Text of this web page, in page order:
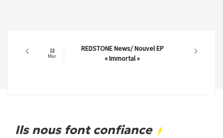
12
Mar
REDSTONE News/ Nouvel EP
« Immortal »
Ils nous font confiance